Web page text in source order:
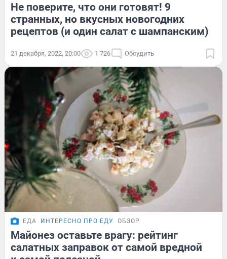
Не поверите, что они готовят! 9
странных, но вкусных новогодних
рецептов (и один салат с шампанским)
21 декабря, 2022, 20:00 1 726 Обсудить
ЕДА ИНТЕРЕСНО ПРО ЕДУ ОБЗОР
Майонез оставьте врагу: рейтинг
салатных заправок от самой вредной